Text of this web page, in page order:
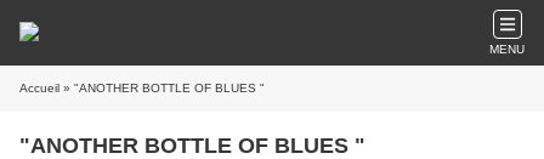
MENU
Accueil » "ANOTHER BOTTLE OF BLUES "
"ANOTHER BOTTLE OF BLUES "